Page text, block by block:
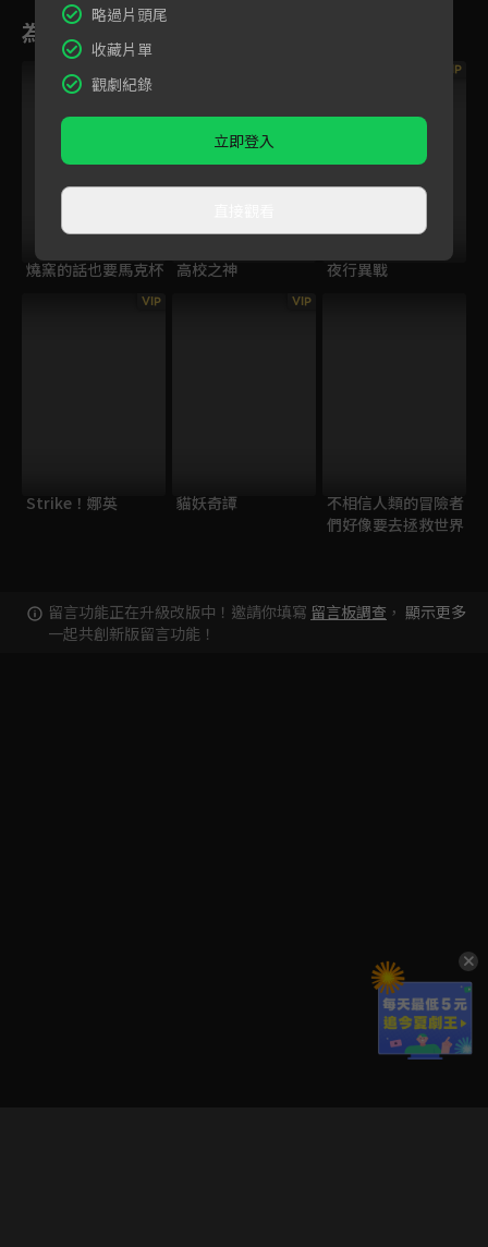
為您推薦
燒窯的話也要馬克杯 高校之神
VIP
夜行異戰
VIP
Strike！娜英
VIP
貓妖奇譚
不相信人類的冒險者
們好像要去拯救世界
留言功能正在升級改版中！邀請你填寫 留言板調查 ，
一起共創新版留言功能！
顯示更多
略過片頭尾
收藏片單
觀劇紀錄
立即登入